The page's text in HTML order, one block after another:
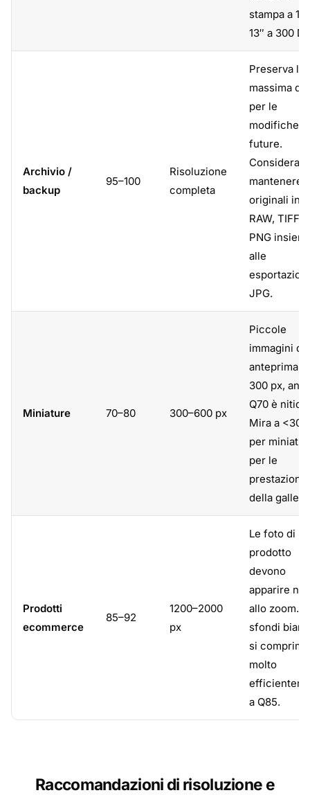
stampa a 10
13″ a 300
Archivio /
backup
95–100
Risoluzione
completa
Preserva la
massima
per le
modifiche
future.
Considera
mantenere
originali in
RAW, TIFF o
PNG
alle
esportazioni
JPG.
Miniature 70–80 300–600 px
Piccole
immagini di
anteprima. A
300 px,
Q70 è nitido.
Mira a <30
per
per le
prestazioni
della
Prodotti
ecommerce
85–92
1200–2000
px
Le foto di
prodotto
devono
apparire
allo zoom.
sfondi
si
molto
a Q85.
Raccomandazioni di risoluzione e